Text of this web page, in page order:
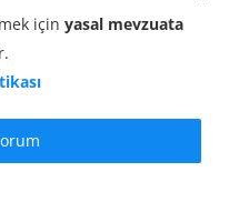
USD/TL kuru
için yasal mevzuata
.